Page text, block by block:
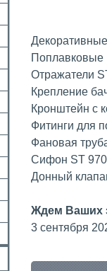
Поплавковые
Отражатели
Крепление
Кронштейн с
Фитинги для
Фановая
Сифон ST
Донный
Ждем Ваших
3 сентября